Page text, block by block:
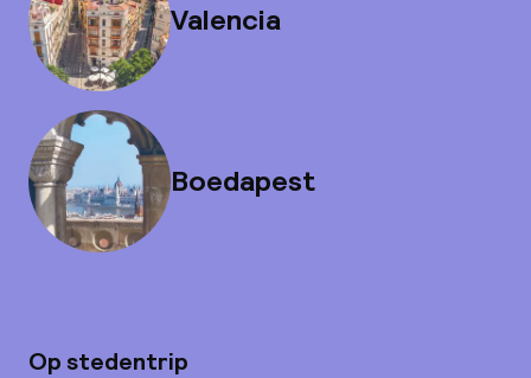
Valencia
Boedapest
Op stedentrip